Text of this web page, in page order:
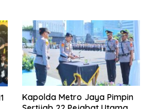
Kapolda Metro Jaya Pimpin